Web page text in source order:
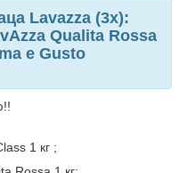
Lavazza (3х):
Qualita Rossa
e Gusto
1 кг ;